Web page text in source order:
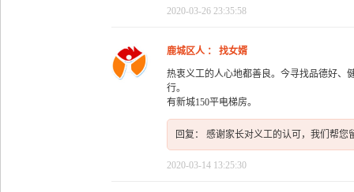
2020-03-26 23:35:58
鹿城区人 ： 找女婿
热衷义工的人心地都善良。今寻找品德好、
行。 我女儿25岁，一
有新城150平电梯房。
回复： 感谢家长对义工的认可，我们帮您
2020-03-14 13:25:30